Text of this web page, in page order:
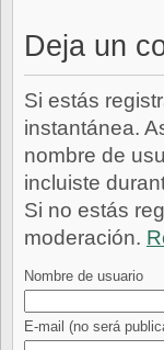
Deja un
Si estás
instantánea.
nombre de
incluiste
Si no estás
moderación.
Nombre de usuario
E-mail (no será